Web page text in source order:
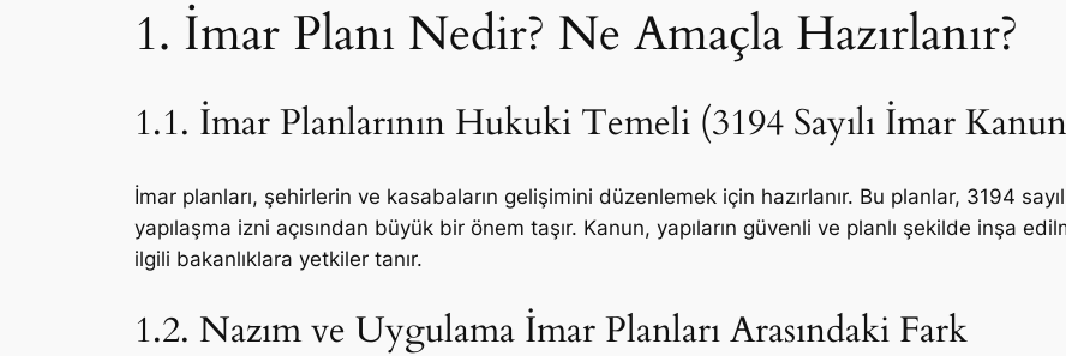
1. İmar Planı Nedir? Ne Amaçla Hazırlanır?
1.1. İmar Planlarının Hukuki Temeli (3194 Sayılı İmar
İmar planları, şehirlerin ve kasabaların gelişimini düzenlemek için hazırlanır. Bu planlar, 3194
yapılaşma izni açısından büyük bir önem taşır. Kanun, yapıların güvenli ve planlı şekilde inşa
ilgili bakanlıklara yetkiler tanır.
1.2. Nazım ve Uygulama İmar Planları Arasındaki Fark